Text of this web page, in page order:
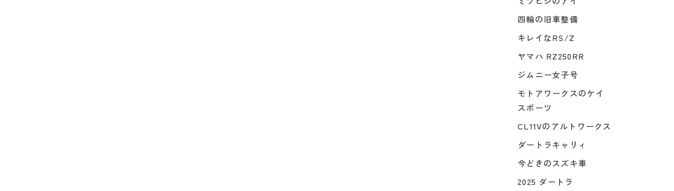
四輪の旧車整備
キレイなRS/Z
ヤマハ RZ250RR
ジムニー女子号
モトアワークスのケイ
スポーツ
CL11Vのアルトワークス
ダートラキャリィ
今どきのスズキ車
2025 ダートラ